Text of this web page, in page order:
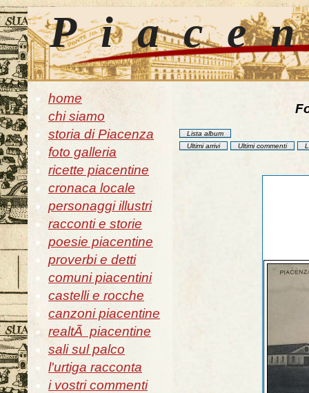
home
chi siamo
storia di Piacenza
foto galleria
ricette piacentine
cronaca locale
personaggi illustri
racconti e storie
poesie piacentine
proverbi e detti
comuni piacentini
castelli e rocche
canzoni piacentine
realtÃ piacentine
sali sul palco
l'urtiga racconta
i vostri commenti
Lista album
Ultimi arrivi
Ultimi commenti